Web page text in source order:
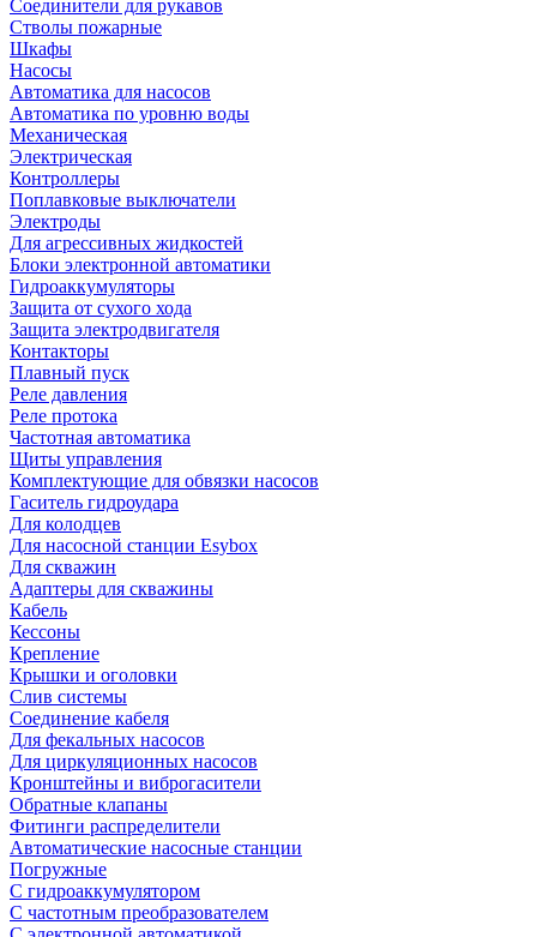
Соединители для рукавов
Стволы пожарные
Шкафы
Насосы
Автоматика для насосов
Автоматика по уровню воды
Механическая
Электрическая
Контроллеры
Поплавковые выключатели
Электроды
Для агрессивных жидкостей
Блоки электронной автоматики
Гидроаккумуляторы
Защита от сухого хода
Защита электродвигателя
Контакторы
Плавный пуск
Реле давления
Реле протока
Частотная автоматика
Щиты управления
Комплектующие для обвязки насосов
Гаситель гидроудара
Для колодцев
Для насосной станции Esybox
Для скважин
Адаптеры для скважины
Кабель
Кессоны
Крепление
Крышки и оголовки
Слив системы
Соединение кабеля
Для фекальных насосов
Для циркуляционных насосов
Кронштейны и виброгасители
Обратные клапаны
Фитинги распределители
Автоматические насосные станции
Погружные
С гидроаккумулятором
С частотным преобразователем